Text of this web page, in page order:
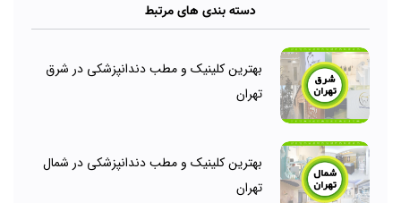
دسته بندی های مرتبط
بهترین کلینیک و مطب دندانپزشکی در شرق
تهران
بهترین کلینیک و مطب دندانپزشکی در شمال
تهران